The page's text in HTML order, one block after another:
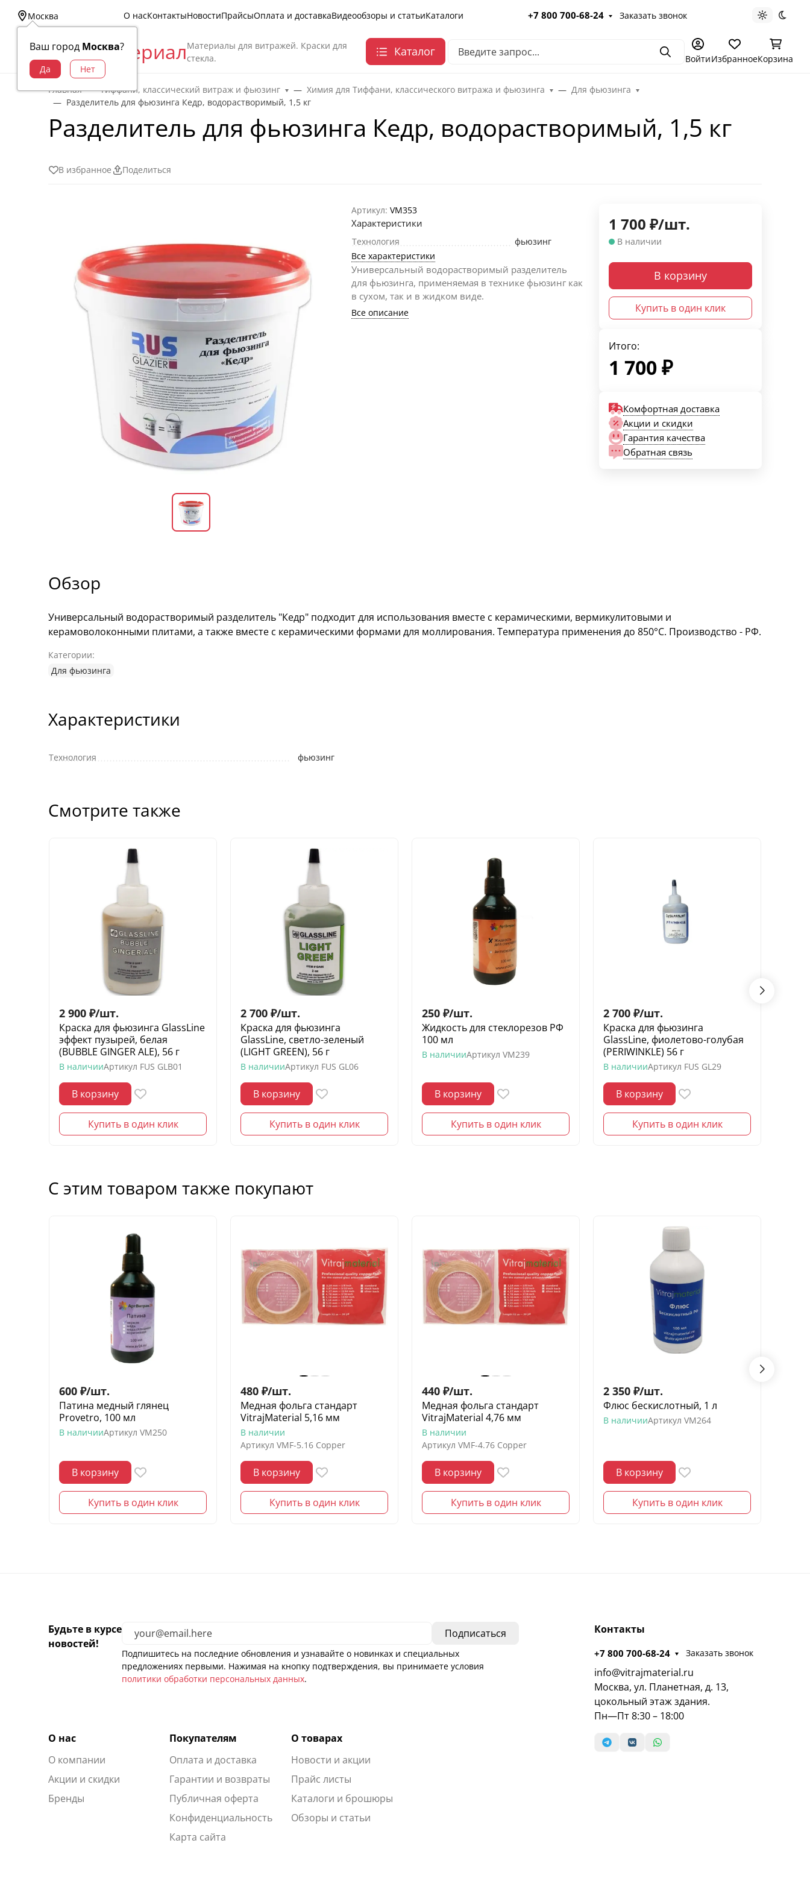
Москва
Ваш город Москва?
О насКонтактыНовостиПрайсыОплата и доставкаВидеообзоры и статьиКаталоги +7 800 700-68-24 Заказать звонок Светлая
Витраж МатериалМатериалы для витражей. Краски для
стекла.
Каталог ПоискВойтиИзбранноеКорзина
Главная Тиффани, классический витраж и фьюзинг Химия для Тиффани, классического витража и фьюзинга
Для фьюзинга
Разделитель для фьюзинга Кедр, водорастворимый, 1,5 кг
Разделитель для фьюзинга Кедр, водорастворимый, 1,5 кг
В избранное Поделиться
Артикул: VM353
Характеристики
Технология
фьюзинг
Все характеристики
Универсальный водорастворимый разделитель
для фьюзинга, применяемая в технике фьюзинг как
в сухом, так и в жидком виде.
Все описание
1 700 ₽/шт.
В наличии
В корзину
Купить в один клик
Итого:
1 700₽
Комфортная доставка
Акции и скидки
Гарантия качества
Обратная связь
Обзор
Универсальный водорастворимый разделитель "Кедр" подходит для использования вместе с керамическими, вермикулитовыми и
керамоволоконными плитами, а также вместе с керамическими формами для моллирования. Температура применения до 850°С. Производство - РФ.
Категории:
Для фьюзинга
Характеристики
Технология фьюзинг
Смотрите также
2 900 ₽/шт.
Краска для фьюзинга GlassLine
эффект пузырей, белая
(BUBBLE GINGER ALE), 56 г
В наличииАртикул FUS GLB01
В корзину
Купить в один клик
2 700 ₽/шт.
Краска для фьюзинга
GlassLine, светло-зеленый
(LIGHT GREEN), 56 г
В наличииАртикул FUS GL06
В корзину
Купить в один клик
250 ₽/шт.
Жидкость для стеклорезов РФ
100 мл
В наличииАртикул VM239
В корзину
Купить в один клик
2 700 ₽/шт.
Краска для фьюзинга
GlassLine, фиолетово-голубая
(PERIWINKLE) 56 г
В наличииАртикул FUS GL29
В корзину
Купить в один клик
С этим товаром также покупают
600 ₽/шт.
Патина медный глянец
Provetro, 100 мл
В наличииАртикул VM250
В корзину
Купить в один клик
480 ₽/шт.
Медная фольга стандарт
VitrajMaterial 5,16 мм
В наличии
Артикул VMF-5.16 Copper
В корзину
Купить в один клик
440 ₽/шт.
Медная фольга стандарт
VitrajMaterial 4,76 мм
В наличии
Артикул VMF-4.76 Copper
В корзину
Купить в один клик
2 350 ₽/шт.
Флюс бескислотный, 1 л
В наличииАртикул VM264
В корзину
Купить в один клик
Будьте в курсе
новостей!
Подпишитесь на последние обновления и узнавайте о новинках и специальных
предложениях первыми. Нажимая на кнопку подтверждения, вы принимаете условия
политики обработки персональных данных.
О нас
О компании
Акции и скидки
Бренды
Покупателям
Оплата и доставка
Гарантии и возвраты
Публичная оферта
Конфиденциальность
Карта сайта
О товарах
Новости и акции
Прайс листы
Каталоги и брошюры
Обзоры и статьи
Контакты
+7 800 700-68-24 Заказать звонок
info@vitrajmaterial.ru
Москва, ул. Планетная, д. 13,
цокольный этаж здания.
Пн—Пт 8:30 – 18:00